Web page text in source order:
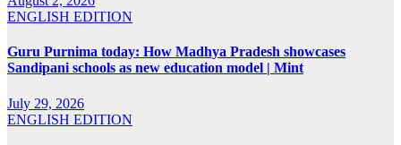
ENGLISH EDITION
Guru Purnima today: How Madhya Pradesh showcases
Sandipani schools as new education model | Mint
July 29, 2026
ENGLISH EDITION